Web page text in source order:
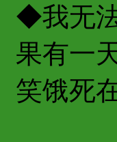
◆我无
果有一
笑饿死